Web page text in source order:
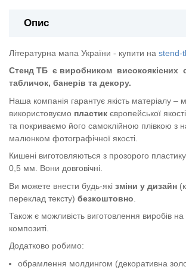
Опис
Літературна мапа України - купити на stend-
Стенд ТБ є виробником високоякісних
табличок, банерів та декору.
Наша компанія гарантує якість матеріалу –
використовуємо пластик європейської якості
та покриваємо його самоклійною плівкою з
малюнком фотографічної якості.
Кишені виготовляються з прозорого
0,5 мм. Вони довговічні.
Ви можете внести будь-які зміни у дизайн
переклад тексту) безкоштовно
Також є можливість виготовлення виробів на
композиті.
Додатково робимо:
обрамлення молдингом (декоративна